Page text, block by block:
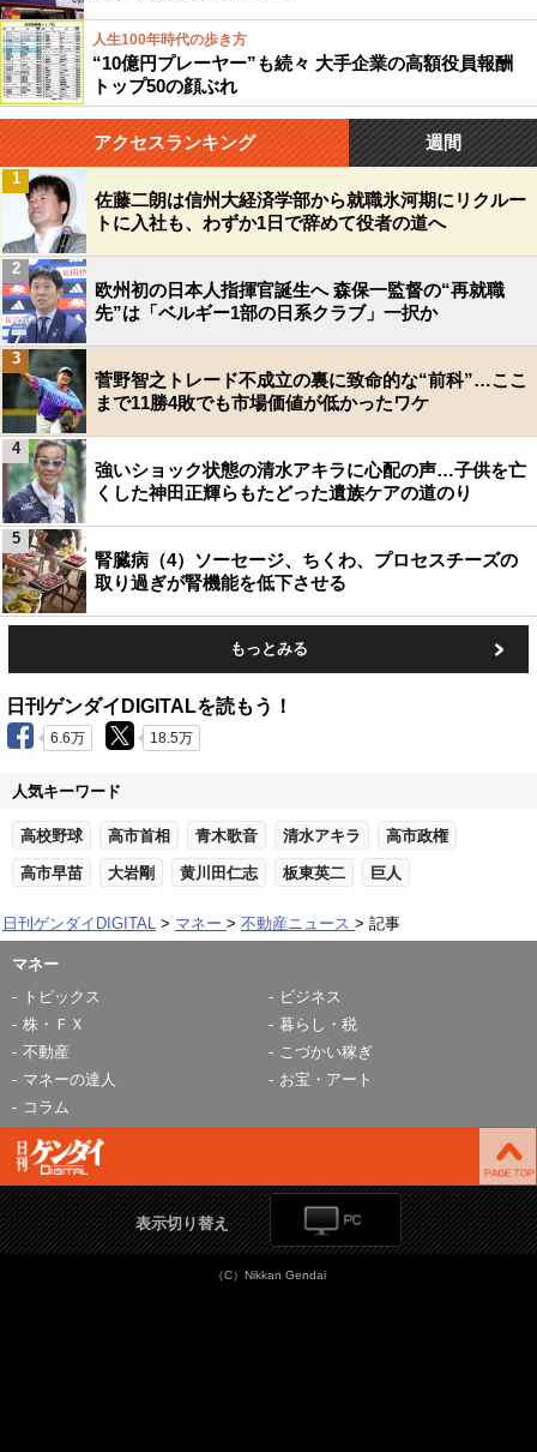
人生100年時代の歩き方
“10億円プレーヤー”も続々 大手企業の高額役員報酬
トップ50の顔ぶれ
アクセスランキング 週間
佐藤二朗は信州大経済学部から就職氷河期にリクルー
トに入社も、わずか1日で辞めて役者の道へ
1
欧州初の日本人指揮官誕生へ 森保一監督の“再就職
先”は「ベルギー1部の日系クラブ」一択か
2
菅野智之トレード不成立の裏に致命的な“前科”…ここ
まで11勝4敗でも市場価値が低かったワケ
3
強いショック状態の清水アキラに心配の声…子供を亡
くした神田正輝らもたどった遺族ケアの道のり
4
腎臓病（4）ソーセージ、ちくわ、プロセスチーズの
取り過ぎが腎機能を低下させる
5
もっとみる
日刊ゲンダイDIGITALを読もう！
6.6万 18.5万
人気キーワード
高校野球 高市首相 青木歌音 清水アキラ 高市政権
高市早苗 大岩剛 黄川田仁志 板東英二 巨人
日刊ゲンダイDIGITAL マネー 不動産ニュース 記事
マネー
トピックス
ビジネス
株・ＦＸ
暮らし・税
不動産
こづかい稼ぎ
マネーの達人
お宝・アート
コラム
表示切り替え
（C）Nikkan Gendai